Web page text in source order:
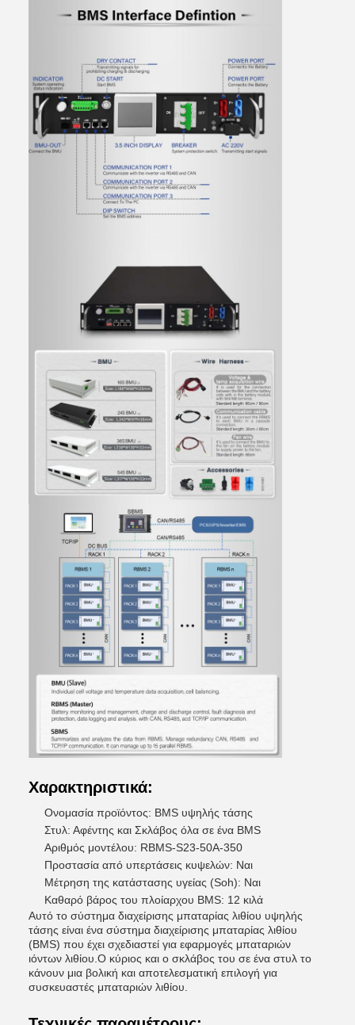
Χαρακτηριστικά:
Ονομασία προϊόντος: BMS υψηλής τάσης
Στυλ: Αφέντης και Σκλάβος όλα σε ένα BMS
Αριθμός μοντέλου: RBMS-S23-50A-350
Προστασία από υπερτάσεις κυψελών: Ναι
Μέτρηση της κατάστασης υγείας (Soh): Ναι
Καθαρό βάρος του πλοίαρχου BMS: 12 κιλά
Αυτό το σύστημα διαχείρισης μπαταρίας λιθίου υψηλής
τάσης είναι ένα σύστημα διαχείρισης μπαταρίας λιθίου
(BMS) που έχει σχεδιαστεί για εφαρμογές μπαταριών
ιόντων λιθίου.Ο κύριος και ο σκλάβος του σε ένα στυλ το
κάνουν μια βολική και αποτελεσματική επιλογή για
συσκευαστές μπαταριών λιθίου.